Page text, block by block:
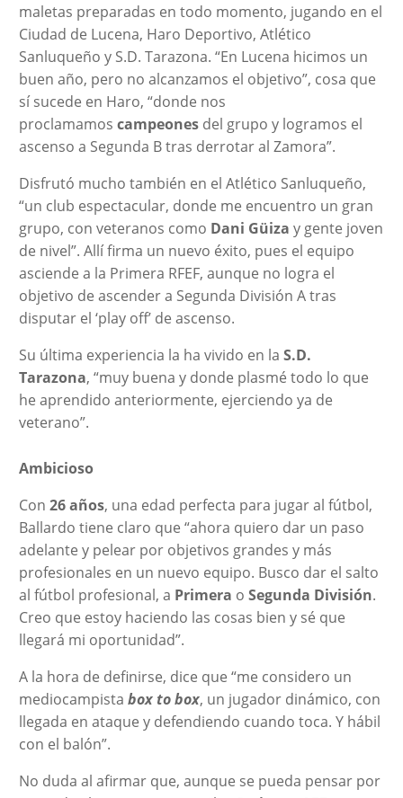
maletas preparadas en todo momento, jugando en el
Ciudad de Lucena, Haro Deportivo, Atlético
Sanluqueño y S.D. Tarazona. “En Lucena hicimos un
buen año, pero no alcanzamos el objetivo”, cosa que
sí sucede en Haro, “donde nos
proclamamos campeonesdel grupo y logramos el
ascenso a Segunda B tras derrotar al Zamora”.
Disfrutó mucho también en el Atlético Sanluqueño,
“un club espectacular, donde me encuentro un gran
grupo, con veteranos como Dani Güiza y gente joven
de nivel”. Allí firma un nuevo éxito, pues el equipo
asciende a la Primera RFEF, aunque no logra el
objetivo de ascender a Segunda División A tras
disputar el ‘play off’ de ascenso.
Su última experiencia la ha vivido en la S.D.
Tarazona, “muy buena y donde plasmé todo lo que
he aprendido anteriormente, ejerciendo ya de
veterano”.
Ambicioso
Con 26 años, una edad perfecta para jugar al fútbol,
Ballardo tiene claro que “ahora quiero dar un paso
adelante y pelear por objetivos grandes y más
profesionales en un nuevo equipo. Busco dar el salto
al fútbol profesional, a Primera o Segunda División.
Creo que estoy haciendo las cosas bien y sé que
llegará mi oportunidad”.
A la hora de definirse, dice que “me considero un
mediocampista box to box, un jugador dinámico, con
llegada en ataque y defendiendo cuando toca. Y hábil
con el balón”.
No duda al afirmar que, aunque se pueda pensar por